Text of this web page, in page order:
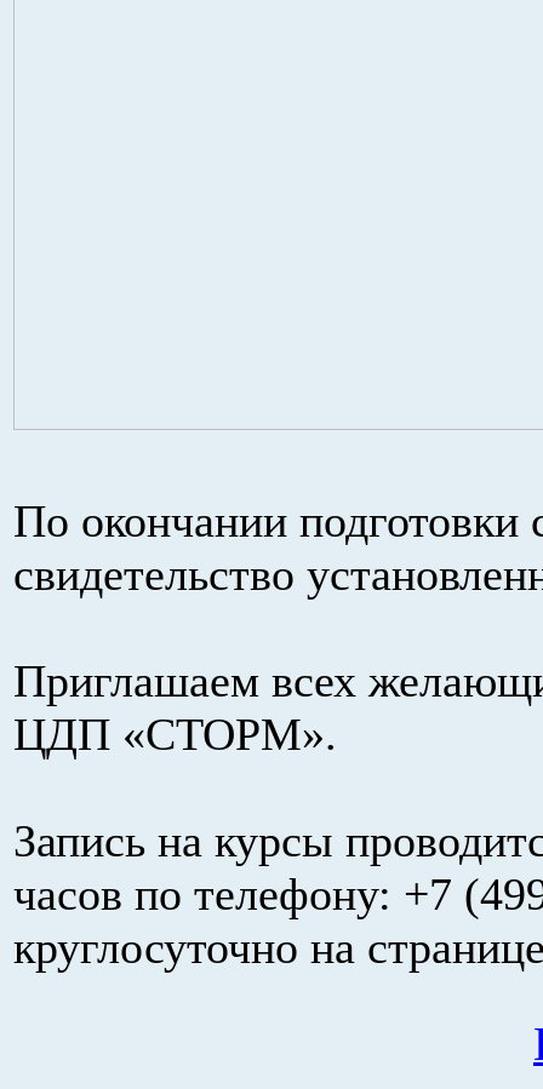
По окончании
свидетельство
Приглашаем всех
ЦДП «СТОРМ».
Запись на курсы
часов по телефону: +7
круглосуточно на